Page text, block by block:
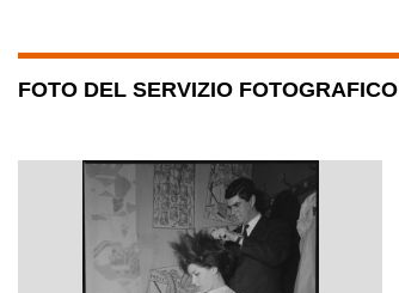
FOTO DEL SERVIZIO FOTOGRAFICO